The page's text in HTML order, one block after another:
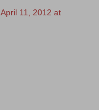
April 11, 2012 at